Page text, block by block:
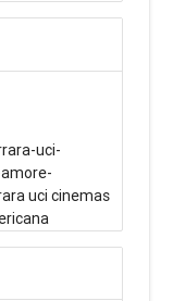
uci-
uci cinemas